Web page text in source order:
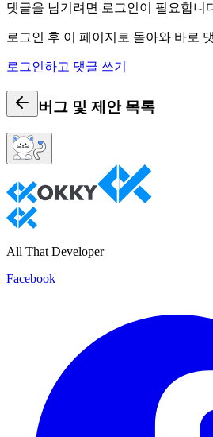
댓글을 남기려면 로그인이 필요합니
로그인 후 이 페이지로 돌아와 바로
로그인하고 댓글 쓰기
버그 및 제안 목록
All That Developer
Facebook